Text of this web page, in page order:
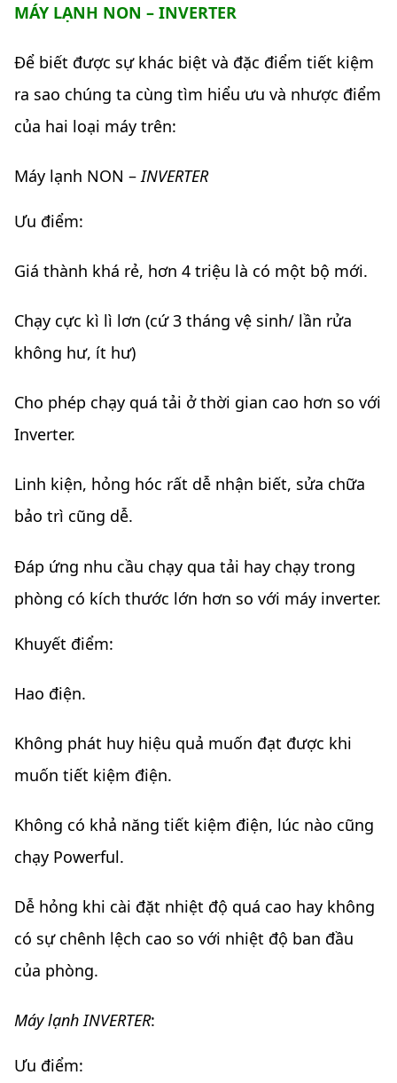
MÁY LẠNH NON – INVERTER
Để biết được sự khác biệt và đặc điểm tiết kiệm
ra sao chúng ta cùng tìm hiểu ưu và nhược điểm
của hai loại máy trên:
Máy lạnh NON –INVERTER
Ưu điểm:
Giá thành khá rẻ, hơn 4 triệu là có một bộ mới.
Chạy cực kì lì lơn (cứ 3 tháng vệ sinh/ lần rửa
không hư, ít hư)
Cho phép chạy quá tải ở thời gian cao hơn so với
Inverter.
Linh kiện, hỏng hóc rất dễ nhận biết, sửa chữa
bảo trì cũng dễ.
Đáp ứng nhu cầu chạy qua tải hay chạy trong
phòng có kích thước lớn hơn so với máy inverter.
Khuyết điểm:
Hao điện.
Không phát huy hiệu quả muốn đạt được khi
muốn tiết kiệm điện.
Không có khả năng tiết kiệm điện, lúc nào cũng
chạy Powerful.
Dễ hỏng khi cài đặt nhiệt độ quá cao hay không
có sự chênh lệch cao so với nhiệt độ ban đầu
của phòng.
Máy lạnh INVERTER:
Ưu điểm: